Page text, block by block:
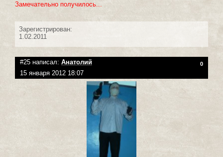
Замечательно получилось...
Зарегистрирован:
1.02.2011
#25 написал: Анатолий 0
15 января 2012 18:07